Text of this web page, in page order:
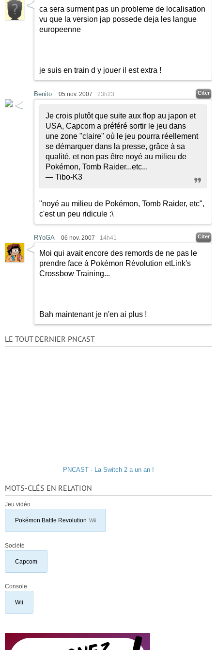
ca sera surment pas un probleme de localisation
vu que la version jap possede deja les langue
europeenne
je suis en train d y jouer il est extra !
Benito 05 nov. 2007 23h23 Citer
Je crois plutôt que suite aux flop au japon et
USA, Capcom a préféré sortir le jeu dans
une zone "claire" où le jeu pourra réellement
se démarquer dans la presse, grâce à sa
qualité, et non pas être noyé au milieu de
Pokémon, Tomb Raider...etc...
— Tibo-K3
"noyé au milieu de Pokémon, Tomb Raider, etc",
c'est un peu ridicule :\
RYoGA 06 nov. 2007 14h41 Citer
Moi qui avait encore des remords de ne pas le
prendre face à Pokémon Révolution etLink's
Crossbow Training...
Bah maintenant je n'en ai plus !
LE TOUT DERNIER PNCAST
PNCAST - La Switch 2 a un an !
MOTS-CLÉS EN RELATION
Jeu vidéo
Pokémon Battle Revolution Wii
Société
Capcom
Console
Wii